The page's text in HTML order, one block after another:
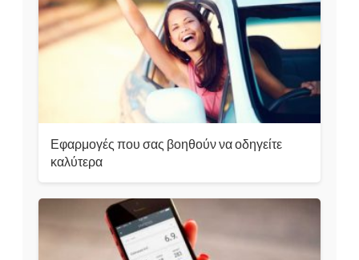
Εφαρμογές που σας βοηθούν να οδηγείτε
καλύτερα